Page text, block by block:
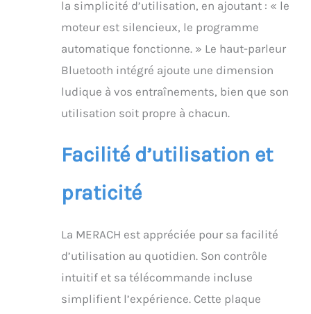
la simplicité d’utilisation, en ajoutant : « le
moteur est silencieux, le programme
automatique fonctionne. » Le haut-parleur
Bluetooth intégré ajoute une dimension
ludique à vos entraînements, bien que son
utilisation soit propre à chacun.
Facilité d’utilisation et
praticité
La MERACH est appréciée pour sa facilité
d’utilisation au quotidien. Son contrôle
intuitif et sa télécommande incluse
simplifient l’expérience. Cette plaque